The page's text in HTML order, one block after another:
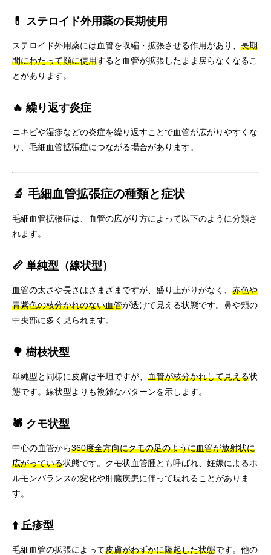
💊 ステロイド外用薬の長期使用
ステロイド外用薬には血管を収縮・拡張させる作用があり、 長期
間にわたって顔に使用すると血管が拡張したまま戻らなくなるこ
とがあります。
🔥 繰り返す炎症
ニキビや湿疹などの炎症を繰り返すことで血管が広がりやすくな
り、毛細血管拡張症につながる場合があります。
🔬 毛細血管拡張症の種類と症状
毛細血管拡張症は、血管の広がり方によって以下のように分類さ
れます。
📏 単純型（線状型）
血管の太さや長さはさまざまですが、盛り上がりがなく、 赤色や
青紫色の枝分かれのない血管が透けて見える状態です。鼻や頬の
中央部に多く見られます。
🌳 樹枝状型
単純型と同様に皮膚は平坦ですが、 血管が枝分かれして見える状
態です。線状型よりも複雑なパターンを示します。
🕷️ クモ状型
中心の血管から360度全方向にクモの足のように血管が放射状に
広がっている状態です。クモ状血管腫とも呼ばれ、妊娠によるホ
ルモンバランスの変化や肝臓疾患に伴って現れることがありま
す。
⬆️ 丘疹型
毛細血管の拡張によって皮膚がわずかに隆起した状態です。他の